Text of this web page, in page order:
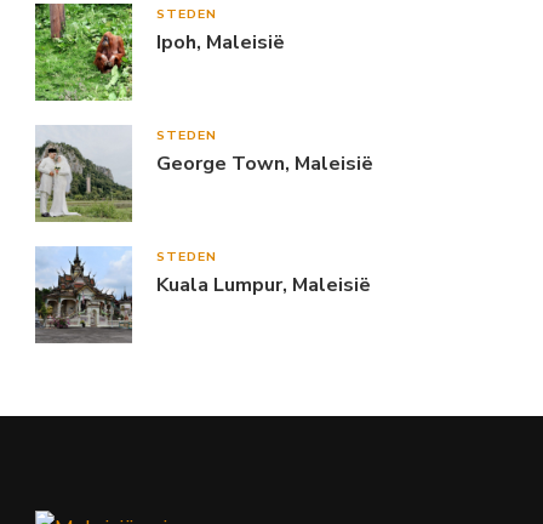
STEDEN
Ipoh, Maleisië
STEDEN
George Town, Maleisië
STEDEN
Kuala Lumpur, Maleisië